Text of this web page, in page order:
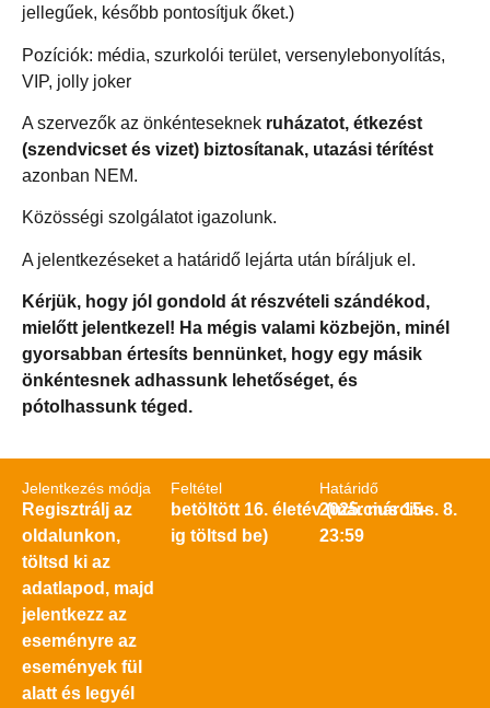
jellegűek, később pontosítjuk őket.)
Pozíciók: média, szurkolói terület, versenylebonyolítás,
VIP, jolly joker
A szervezők az önkénteseknek ruházatot, étkezést
(szendvicset és vizet) biztosítanak, utazási térítést
azonban NEM.
Közösségi szolgálatot igazolunk.
A jelentkezéseket a határidő lejárta után bíráljuk el.
Kérjük, hogy jól gondold át részvételi szándékod,
mielőtt jelentkezel! Ha mégis valami közbejön, minél
gyorsabban értesíts bennünket, hogy egy másik
önkéntesnek adhassunk lehetőséget, és
pótolhassunk téged.
Jelentkezés módja
Regisztrálj az
oldalunkon,
töltsd ki az
adatlapod, majd
jelentkezz az
eseményre az
események fül
alatt és legyél
Feltétel
betöltött 16. életév (március 15-
ig töltsd be)
Határidő
2025. március. 8.
23:59